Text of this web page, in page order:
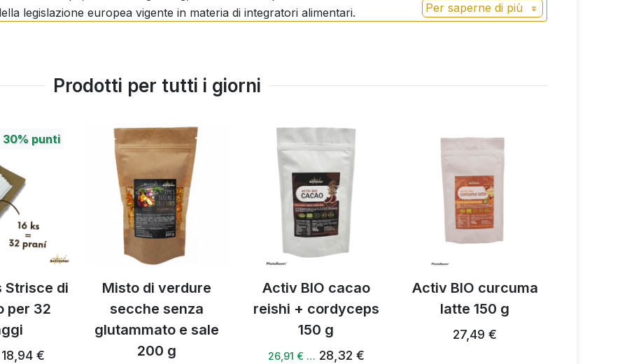
legislazione europea vigente in materia di integratori alimentari.
foglie (50% polifenoli) -140 mg
(80% ginsenosidi) -20 mg
liquidi.
Per saperne di più
Prodotti per tutti i giorni
30%punti
Strisce di
per 32
18,94 €
Misto di verdure
secche senza
glutammato e sale
200 g
Activ BIO cacao
reishi + cordyceps
150 g
26,91 € … 28,32 €
Activ BIO curcuma
latte 150 g
27,49 €